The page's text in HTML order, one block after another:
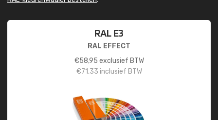
RAL E3
RAL EFFECT
€58,95 exclusief BTW
€71,33 inclusief BTW